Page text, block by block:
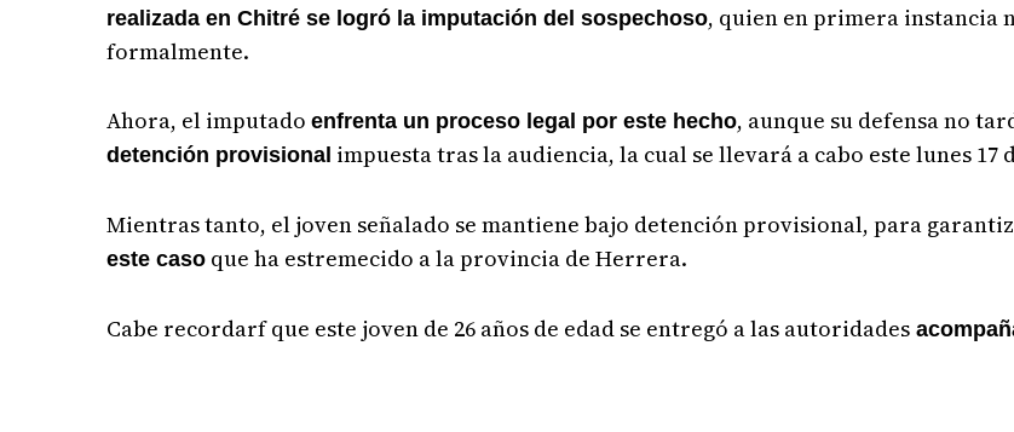
realizada en Chitré se logró la imputación del sospechoso, quien en primera instancia
formalmente.
Ahora, el imputadoenfrenta un proceso legal por este hecho, aunque su defensa no
detención provisional impuesta tras la audiencia, la cual se llevará a cabo este lunes 17
Mientras tanto, el joven señalado se mantiene bajo detención provisional, para
este caso que ha estremecido a la provincia de Herrera.
Cabe recordarf que este joven de 26 años de edad se entregó a las autoridades